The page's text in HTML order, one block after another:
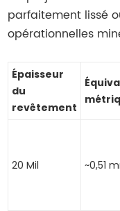
parfaitement lissé
opérationnelles
Épaisseur
du
revêtement
20 Mil ~0,51